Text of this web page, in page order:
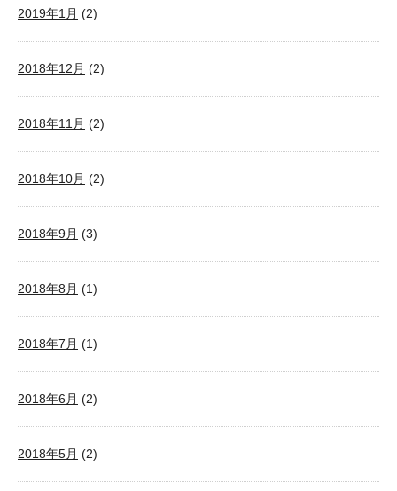
2019年1月 (2)
2018年12月 (2)
2018年11月 (2)
2018年10月 (2)
2018年9月 (3)
2018年8月 (1)
2018年7月 (1)
2018年6月 (2)
2018年5月 (2)